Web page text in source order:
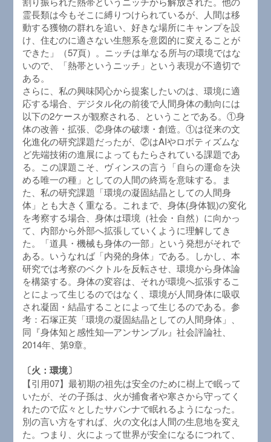
霊長類は今もそこに縛りつけられているが、人間は移
動する獲物の群れを追い、好きな場所にキャンプを設
け、住むのに適さない生態系を意図的に変えることが
できた」（57頁）。ニッチは単なる所与の環境ではな
いので、「熱帯というニッチ」という表現が不適切で
ある。
さらに、私の興味関心から提案したいのは、環境に適
応する場合、デジタル化の前後で人間身体の動向には
以下の2ケースが観察される、ということである。①身
体の改善・拡張、②身体の破壊・創造。①は従来の文
化進化の研究課題だったが、②はAIやロボティズムな
ど先端技術の進展によってもたらされている課題であ
る。この課題こそ、ヴィンスの言う「自らの運命を決
める唯一の種」としての人間の終焉を意味する。ま
た、私の研究課題「環境の凝固結晶としての人間身
体」とも大きく重なる。これまで、身体(身体観)の変化
を考察する場合、身体は環境（社会・自然）に向かっ
て、内部から外部へ拡張していくように理解してき
た。「道具・機械も身体の一部」という発想がそれで
ある。いうなれば「内発的身体」である。しかし、本
研究では考察のベクトルを反転させ、環境から身体論
を構築する。身体の変容は、それが環境へ拡張するこ
とによって生じるのではなく、環境が人間身体に吸収
され凝固・結晶することによって生じるのである。参
考：石塚正英「環境の凝固結晶としての人間身体」、
同『身体知と感性知―アンサンブル』社会評論社、
2014年、第9章。
〔火：環境〕
【引用07】最初期の祖先は安全のために樹上で眠って
いたが、その子孫は、火が捕食者や寒さから守ってく
れたので広々としたサバンナで眠れるようになった。
別の言い方をすれば、火の文化は人間の生息地を変え
た。つまり、火によって世界が安全になるにつれて、